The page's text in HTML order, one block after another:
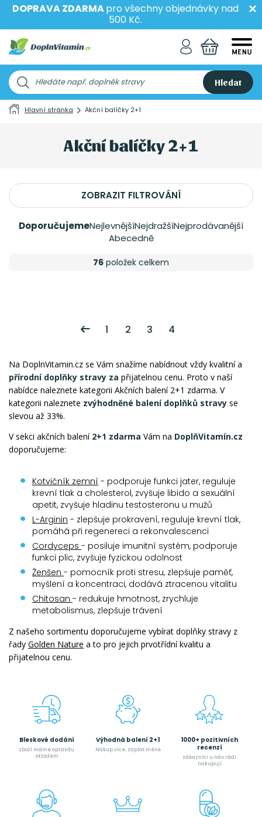
DOPRAVA ZDARMApro všechny objednávky nad
500 Kč.
Hledat
Hlavní stránka Akční balíčky 2+1
Akční balíčky 2+1
ZOBRAZIT FILTROVÁNÍ
DoporučujemeNejlevnějšíNejdražšíNejprodávanější
Abecedně
76 položek celkem
1 2 3 4
Na DoplnVitamin.cz se Vám snažíme nabídnout vždy kvalitní a
přírodní doplňky stravy za přijatelnou cenu. Proto v naší
nabídce naleznete kategorii Akčních balení 2+1 zdarma. V
kategorii naleznete zvýhodněné balení doplňků stravy se
slevou až 33%.
V sekci akčních balení 2+1 zdarma Vám na DoplňVitamín.cz
doporučujeme:
Kotvičník zemní - podporuje funkci jater, reguluje
krevní tlak a cholesterol, zvyšuje libido a sexuální
apetit, zvyšuje hladinu testosteronu u mužů
L-Arginin - zlepšuje prokravení, reguluje krevní tlak,
pomáhá při regenereci a rekonvalescenci
Cordyceps - posiluje imunitní systém, podporuje
funkci plic, zvyšuje fyzickou odolnost
Ženšen - pomocník proti stresu, zlepšuje paměť,
myšlení a koncentraci, dodává ztracenou vitalitu
Chitosan - redukuje hmotnost, zrychluje
metabolismus, zlepšuje trávení
Z našeho sortimentu doporučujeme vybírat doplňky stravy z
řady Golden Nature a to pro jejich prvotřídní kvalitu a
přijatelnou cenu.
Bleskové dodání
zboží máme opravdu
skladem
Výhodná balení 2+1
Nakup více, zaplať méně
1000+ pozitivních
recenzí
zákazníci u nás rádi
nakupují